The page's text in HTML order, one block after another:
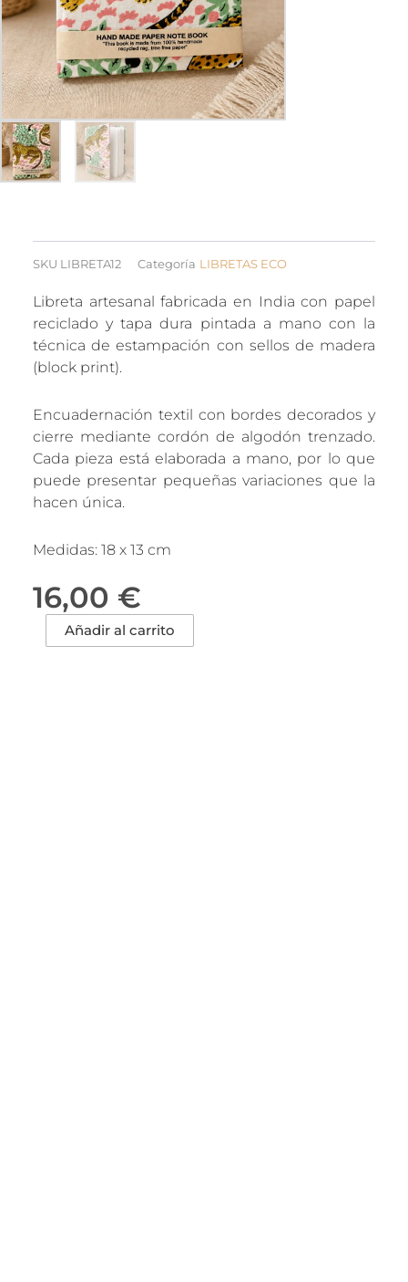
SKU LIBRETA12 Categoría LIBRETAS ECO
Libreta artesanal fabricada en India con papel
reciclado y tapa dura pintada a mano con la
técnica de estampación con sellos de madera
(block print).
Encuadernación textil con bordes decorados y
cierre mediante cordón de algodón trenzado.
Cada pieza está elaborada a mano, por lo que
puede presentar pequeñas variaciones que la
hacen única.
Medidas: 18 x 13 cm
16,00 €
LibretaAñadir al carrito